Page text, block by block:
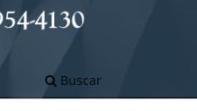
Buscar